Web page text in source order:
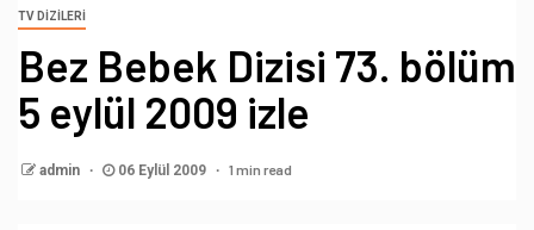
TV DIZILERI
Bez Bebek Dizisi 73. bölüm
5 eylül 2009 izle
admin 06 Eylül 2009 1 min read